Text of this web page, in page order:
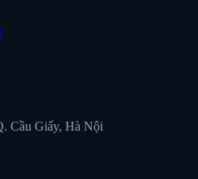
Cầu Giấy, Hà Nội